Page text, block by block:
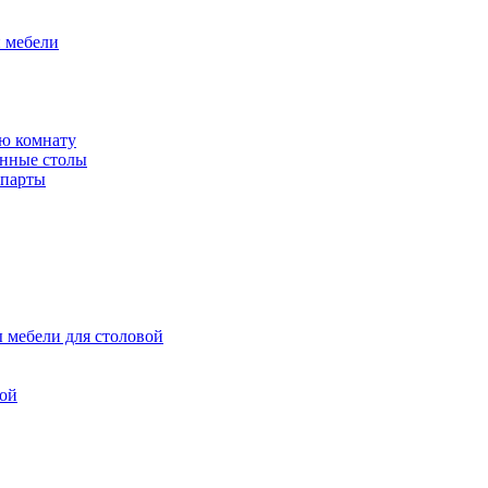
мебели
комнату
столы
для столовой